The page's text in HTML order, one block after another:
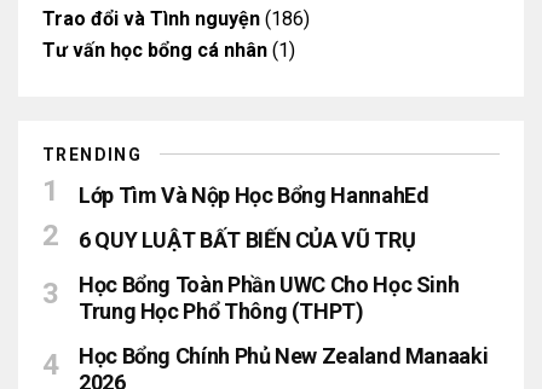
Trao đổi và Tình nguyện (186)
Tư vấn học bổng cá nhân (1)
TRENDING
Lớp Tìm Và Nộp Học Bổng HannahEd
6 QUY LUẬT BẤT BIẾN CỦA VŨ TRỤ
Học Bổng Toàn Phần UWC Cho Học Sinh
Trung Học Phổ Thông (THPT)
Học Bổng Chính Phủ New Zealand Manaaki
2026